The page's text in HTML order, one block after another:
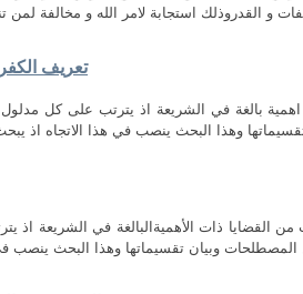
تعريف
بالغة في الشريعة اذ يترتب على كل
ذات الأهميةالبالغة في الشريعة اذ